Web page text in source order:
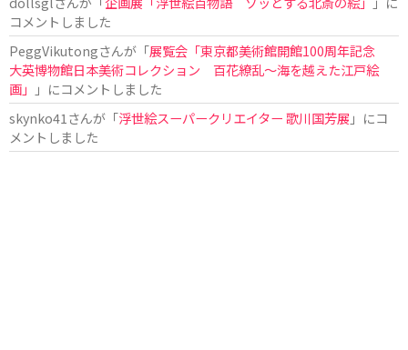
コメントしました
PeggVikutongさんが「展覧会「東京都美術館開館100周年記念
大英博物館日本美術コレクション 百花繚乱〜海を越えた江戸絵
画」
」にコメントしました
skynko41 さんが「浮世絵スーパークリエイター 歌川国芳展 」にコ
メントしました